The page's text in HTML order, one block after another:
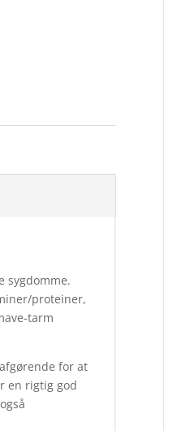
sygdomme.
proteiner,
tarm
for at
en rigtig god